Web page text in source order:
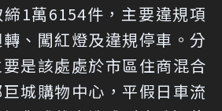
1萬6154件，主要違規項
、闖紅燈及違規停車。分
是該處處於市區住商混合
城購物中心，平假日車流